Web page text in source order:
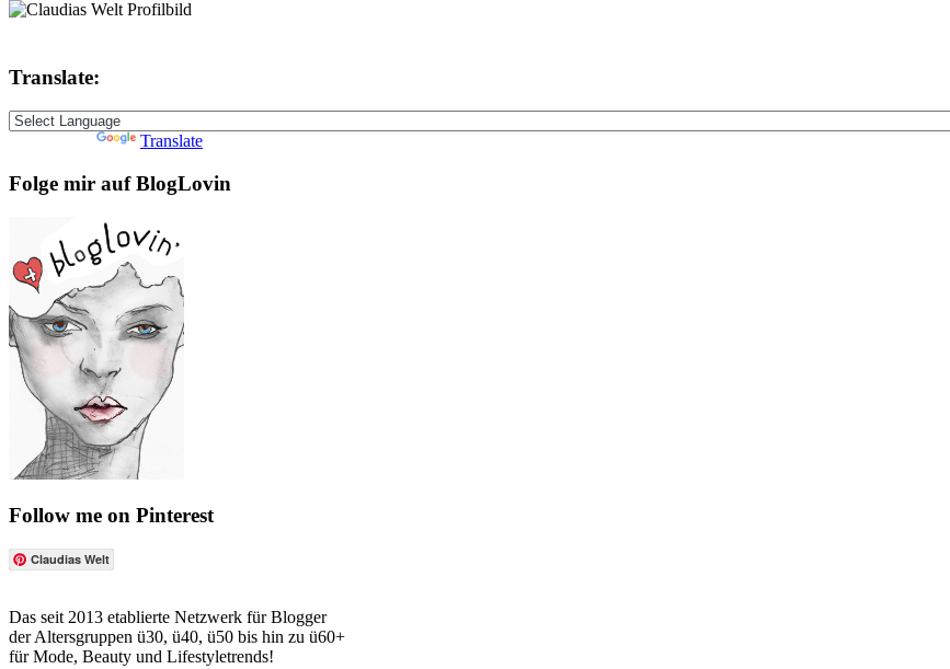
Translate:
Translate
Folge mir auf BlogLovin
Follow me on Pinterest
Claudias Welt
Das seit 2013 etablierte Netzwerk für Blogger
der Altersgruppen ü30, ü40, ü50 bis hin zu ü60+
für Mode, Beauty und Lifestyletrends!